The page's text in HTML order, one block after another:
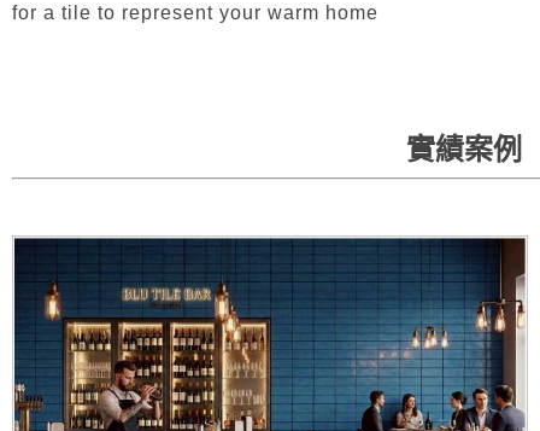
for a tile to represent your warm home
實績案例